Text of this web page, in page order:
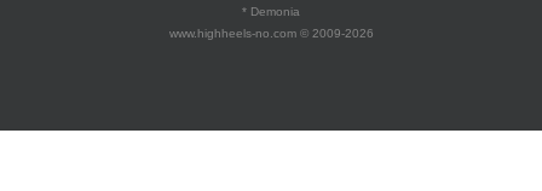
* Demonia
www.highheels-no.com © 2009-2026